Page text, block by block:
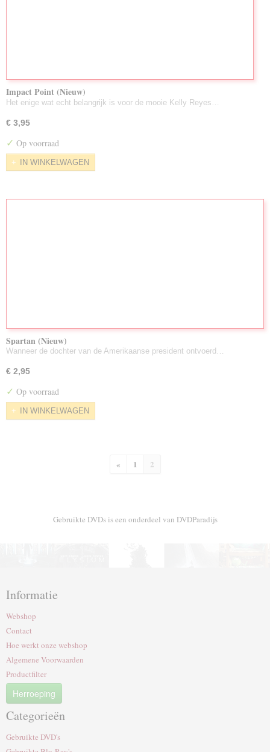
Impact Point (Nieuw)
Het enige wat echt belangrijk is voor de mooie Kelly Reyes…
€ 3,95
✓ Op voorraad
IN WINKELWAGEN
Spartan (Nieuw)
Wanneer de dochter van de Amerikaanse president ontvoerd…
€ 2,95
✓ Op voorraad
IN WINKELWAGEN
« 1 2
Gebruikte DVDs is een onderdeel van DVDParadijs
Informatie
Webshop
Contact
Hoe werkt onze webshop
Algemene Voorwaarden
Productfilter
Herroeping
Categorieën
Gebruikte DVD's